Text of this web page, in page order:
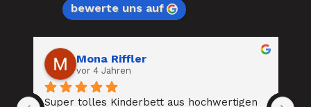
bewerte uns auf
Mona Riffler
vor 4 Jahren
Super tolles Kinderbett aus hochwertigen